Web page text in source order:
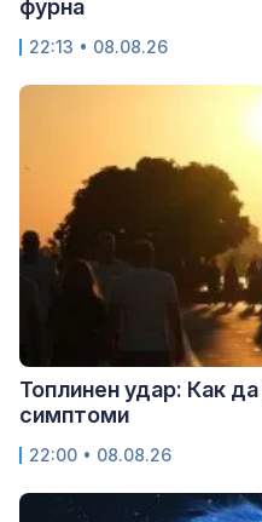
фурна
22:13 • 08.08.26
Топлинен удар: Как
симптоми
22:00 • 08.08.26